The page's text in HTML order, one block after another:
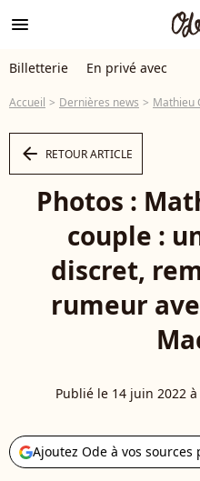
menu
Billetterie En privé avec
Accueil Dernières news Mathieu Gallet en
arrow_left RETOUR ARTICLE
Photos :
couple :
discret,
rumeur
Publié le 14 juin 2022 à
Ajoutez Ode à vos sources